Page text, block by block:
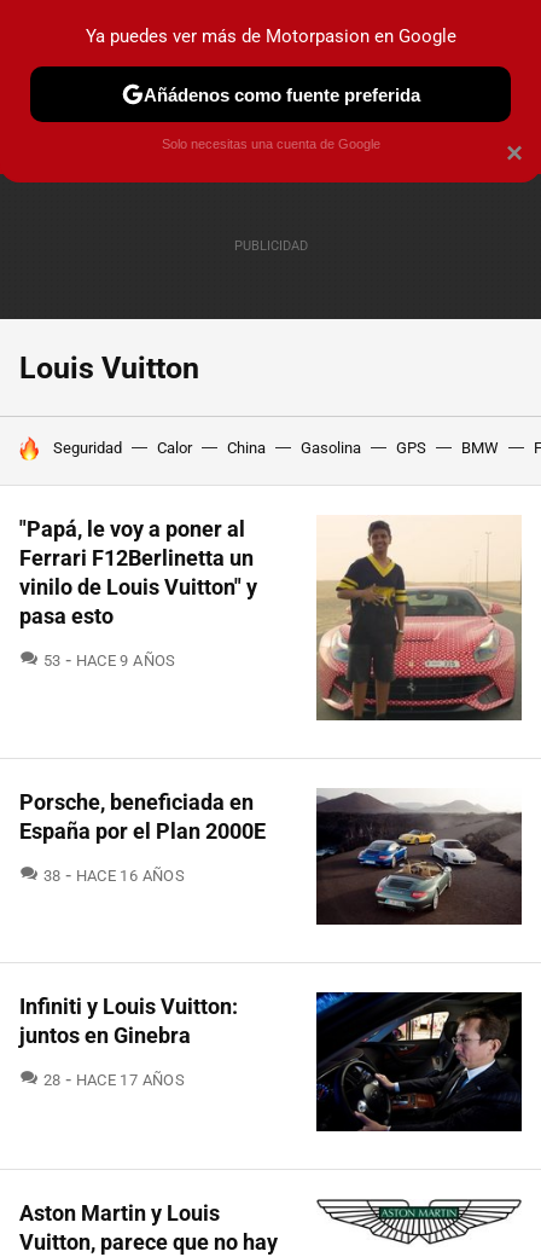
PRUEBAS COCHES ELÉCTRICOS OBSERVATORIO
Louis Vuitton
HOY SE HABLA DE
Seguridad Calor China Gasolina GPS BMW
"Papá, le voy a poner al
Ferrari F12Berlinetta un
vinilo de Louis Vuitton" y
pasa esto
53 COMENTARIOS
HACE 9 AÑOS
Porsche, beneficiada en
España por el Plan 2000E
38 COMENTARIOS
HACE 16 AÑOS
Infiniti y Louis Vuitton:
juntos en Ginebra
28 COMENTARIOS
HACE 17 AÑOS
Aston Martin y Louis
Vuitton, parece que no hay
×
Ya puedes ver más de Motorpasion en Google
Añádenos como fuente preferida
Solo necesitas una cuenta de Google